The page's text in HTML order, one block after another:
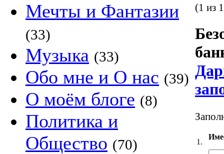
Мечты и Фантазии
(33)
Музыка (33)
Обо мне и О нас (39)
О моём блоге (8)
Политика и
Общество (70)
(1 из
1.